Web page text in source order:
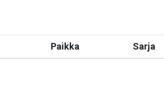
Paikka Sarja